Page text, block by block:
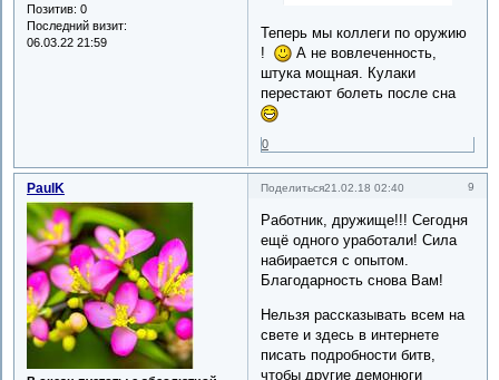
Позитив: 0
Последний визит:
06.03.22 21:59
Теперь мы коллеги по оружию
!
А не вовлеченность,
штука мощная. Кулаки
перестают болеть после сна
0
Поделиться 9
21.02.18 02:40
PaulK
Работник, дружище!!! Сегодня
ещё одного уработали! Сила
набирается с опытом.
Благодарность снова Вам!
Нельзя рассказывать всем на
свете и здесь в интернете
писать подробности битв,
чтобы другие демонюги